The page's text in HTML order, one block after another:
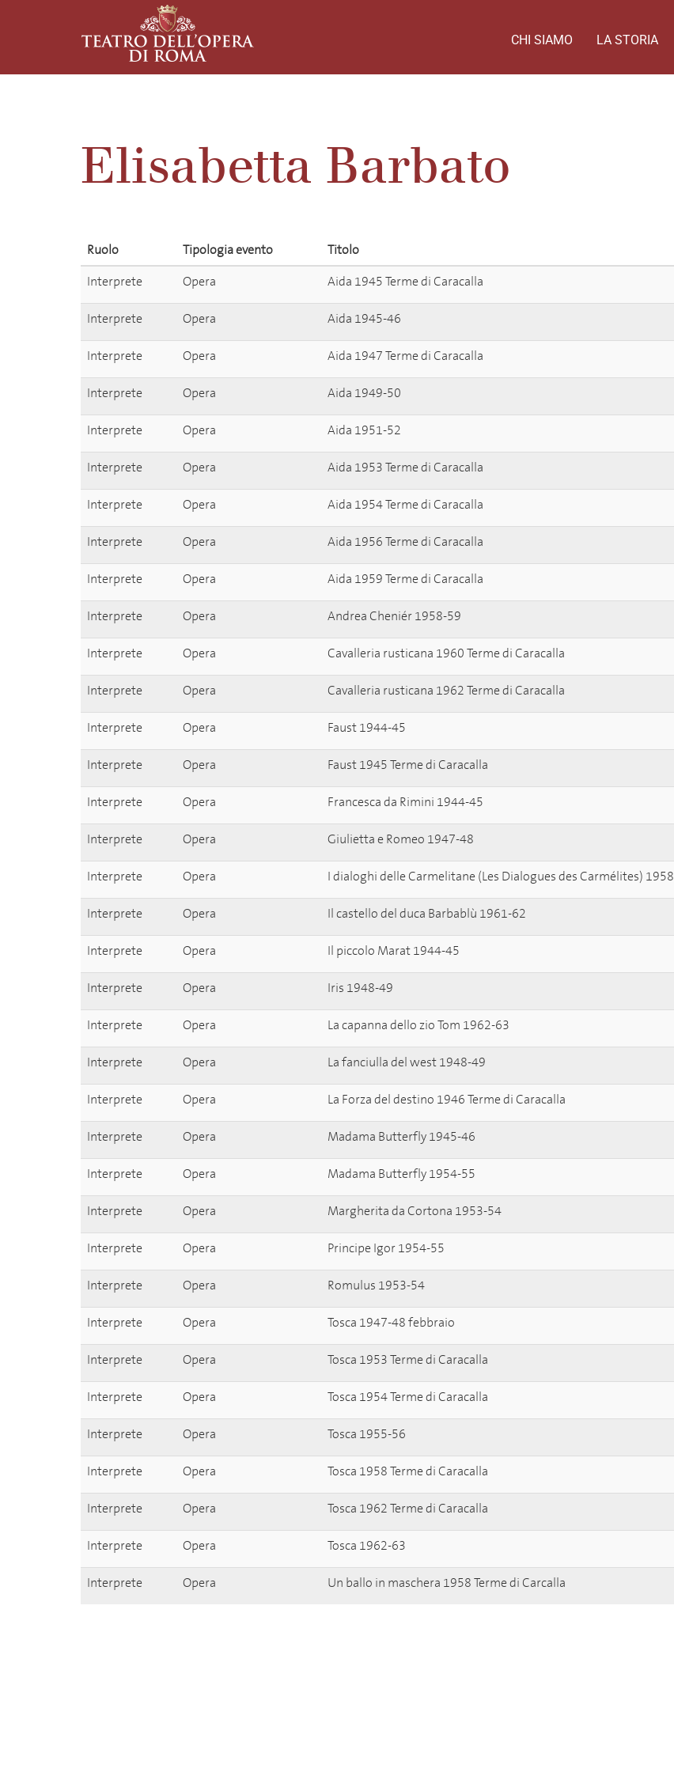
CHI SIAMO LA STORIA
Elisabetta Barbato
Ruolo Tipologia evento
Titolo
Interprete
Opera Aida 1945 Terme di Caracalla
Interprete Opera Aida 1945-46
Interprete Opera Aida 1947 Terme di Caracalla
Interprete Opera Aida 1949-50
Interprete Opera Aida 1951-52
Interprete Opera Aida 1953 Terme di Caracalla
Interprete Opera Aida 1954 Terme di Caracalla
Interprete Opera Aida 1956 Terme di Caracalla
Interprete Opera Aida 1959 Terme di Caracalla
Interprete Opera Andrea Cheniér 1958-59
Interprete Opera Cavalleria rusticana 1960 Terme di Caracalla
Interprete Opera Cavalleria rusticana 1962 Terme di Caracalla
Interprete Opera Faust 1944-45
Interprete Opera Faust 1945 Terme di Caracalla
Interprete Opera Francesca da Rimini 1944-45
Interprete Opera Giulietta e Romeo 1947-48
Interprete Opera I dialoghi delle Carmelitane (Les Dialogues des Carmélites) 1958
Interprete Opera Il castello del duca Barbablù 1961-62
Interprete Opera Il piccolo Marat 1944-45
Interprete Opera Iris 1948-49
Interprete Opera La capanna dello zio Tom 1962-63
Interprete Opera La fanciulla del west 1948-49
Interprete Opera La Forza del destino 1946 Terme di Caracalla
Interprete Opera Madama Butterfly 1945-46
Interprete Opera Madama Butterfly 1954-55
Interprete Opera Margherita da Cortona 1953-54
Interprete Opera Principe Igor 1954-55
Interprete Opera Romulus 1953-54
Interprete Opera Tosca 1947-48 febbraio
Interprete Opera Tosca 1953 Terme di Caracalla
Interprete Opera Tosca 1954 Terme di Caracalla
Interprete Opera Tosca 1955-56
Interprete Opera Tosca 1958 Terme di Caracalla
Interprete Opera Tosca 1962 Terme di Caracalla
Interprete Opera Tosca 1962-63
Interprete Opera Un ballo in maschera 1958 Terme di Carcalla